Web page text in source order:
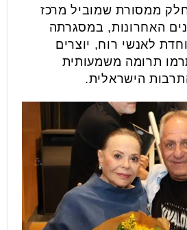
ממסורת שמוביל מרכז
האחרונות, במסגרתה
לאנשי רוח, יוצרים
תרומה משמעותית
הישראלית.